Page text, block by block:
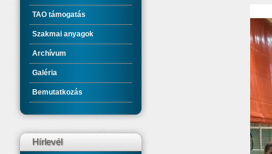
TAO támogatás
Szakmai anyagok
Archívum
Galéria
Bemutatkozás
Hírlevél